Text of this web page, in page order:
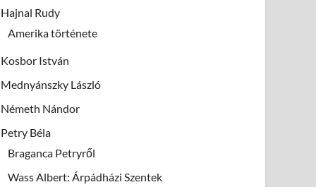
Hajnal Rudy
Amerika története
Kosbor István
Mednyánszky László
Németh Nándor
Petry Béla
Braganca Petryről
Wass Albert: Árpádházi Szentek